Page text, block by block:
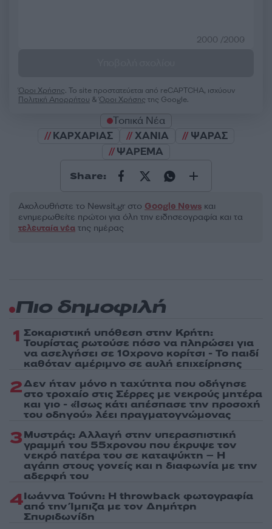
2000 /2000
Όροι Χρήσης. Το site προστατεύεται από reCAPTCHA, ισχύουν
Πολιτική Απορρήτου &Όροι Χρήσης της Google.
Τοπικά Νέα
ΚΑΡΧΑΡΙΑΣ
ΧΑΝΙΑ
ΨΑΡΑΣ
ΨΑΡΕΜΑ
Share:
Ακολουθήστε το Νewsit.gr στο Google News και
ενημερωθείτε πρώτοι για όλη την ειδησεογραφία και τα
τελευταία νέα της ημέρας
Πιο δημοφιλή
1 Σοκαριστική υπόθεση στην Κρήτη:
Τουρίστας ρωτούσε πόσο να πληρώσει για
να ασελγήσει σε 10χρονο κορίτσι - Το παιδί
καθόταν αμέριμνο σε αυλή επιχείρησης
2Δεν ήταν μόνο η ταχύτητα που οδήγησε
στο τροχαίο στις Σέρρες με νεκρούς μητέρα
και γιο - «Ίσως κάτι απέσπασε την προσοχή
του οδηγού» λέει πραγματογνώμονας
3Μυστράς: Αλλαγή στην υπερασπιστική
γραμμή του 55χρονου που έκρυψε τον
νεκρό πατέρα του σε καταψύκτη – Η
αγάπη στους γονείς και η διαφωνία με την
αδερφή του
4Ιωάννα Τούνη: Η throwback φωτογραφία
από την Ίμπιζα με τον Δημήτρη
Σπυριδωνίδη